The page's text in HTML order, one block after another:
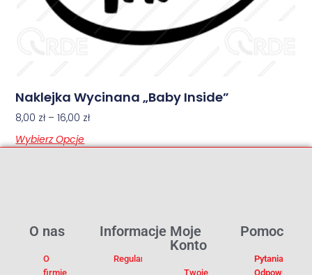
Naklejka Wycinana „Baby Inside”
8,00 zł – 16,00 zł
Wybierz Opcje
Pomoc
Pytania I
Odpowiedzi
Moje
Konto
Twoje
Informacje
Regulamin
O nas
O
firmie